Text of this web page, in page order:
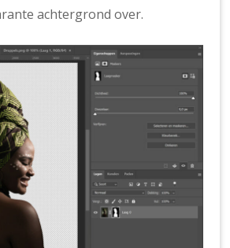
achtergrond over.